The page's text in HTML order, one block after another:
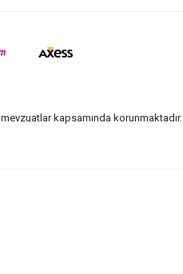
kapsamında korunmaktadır.